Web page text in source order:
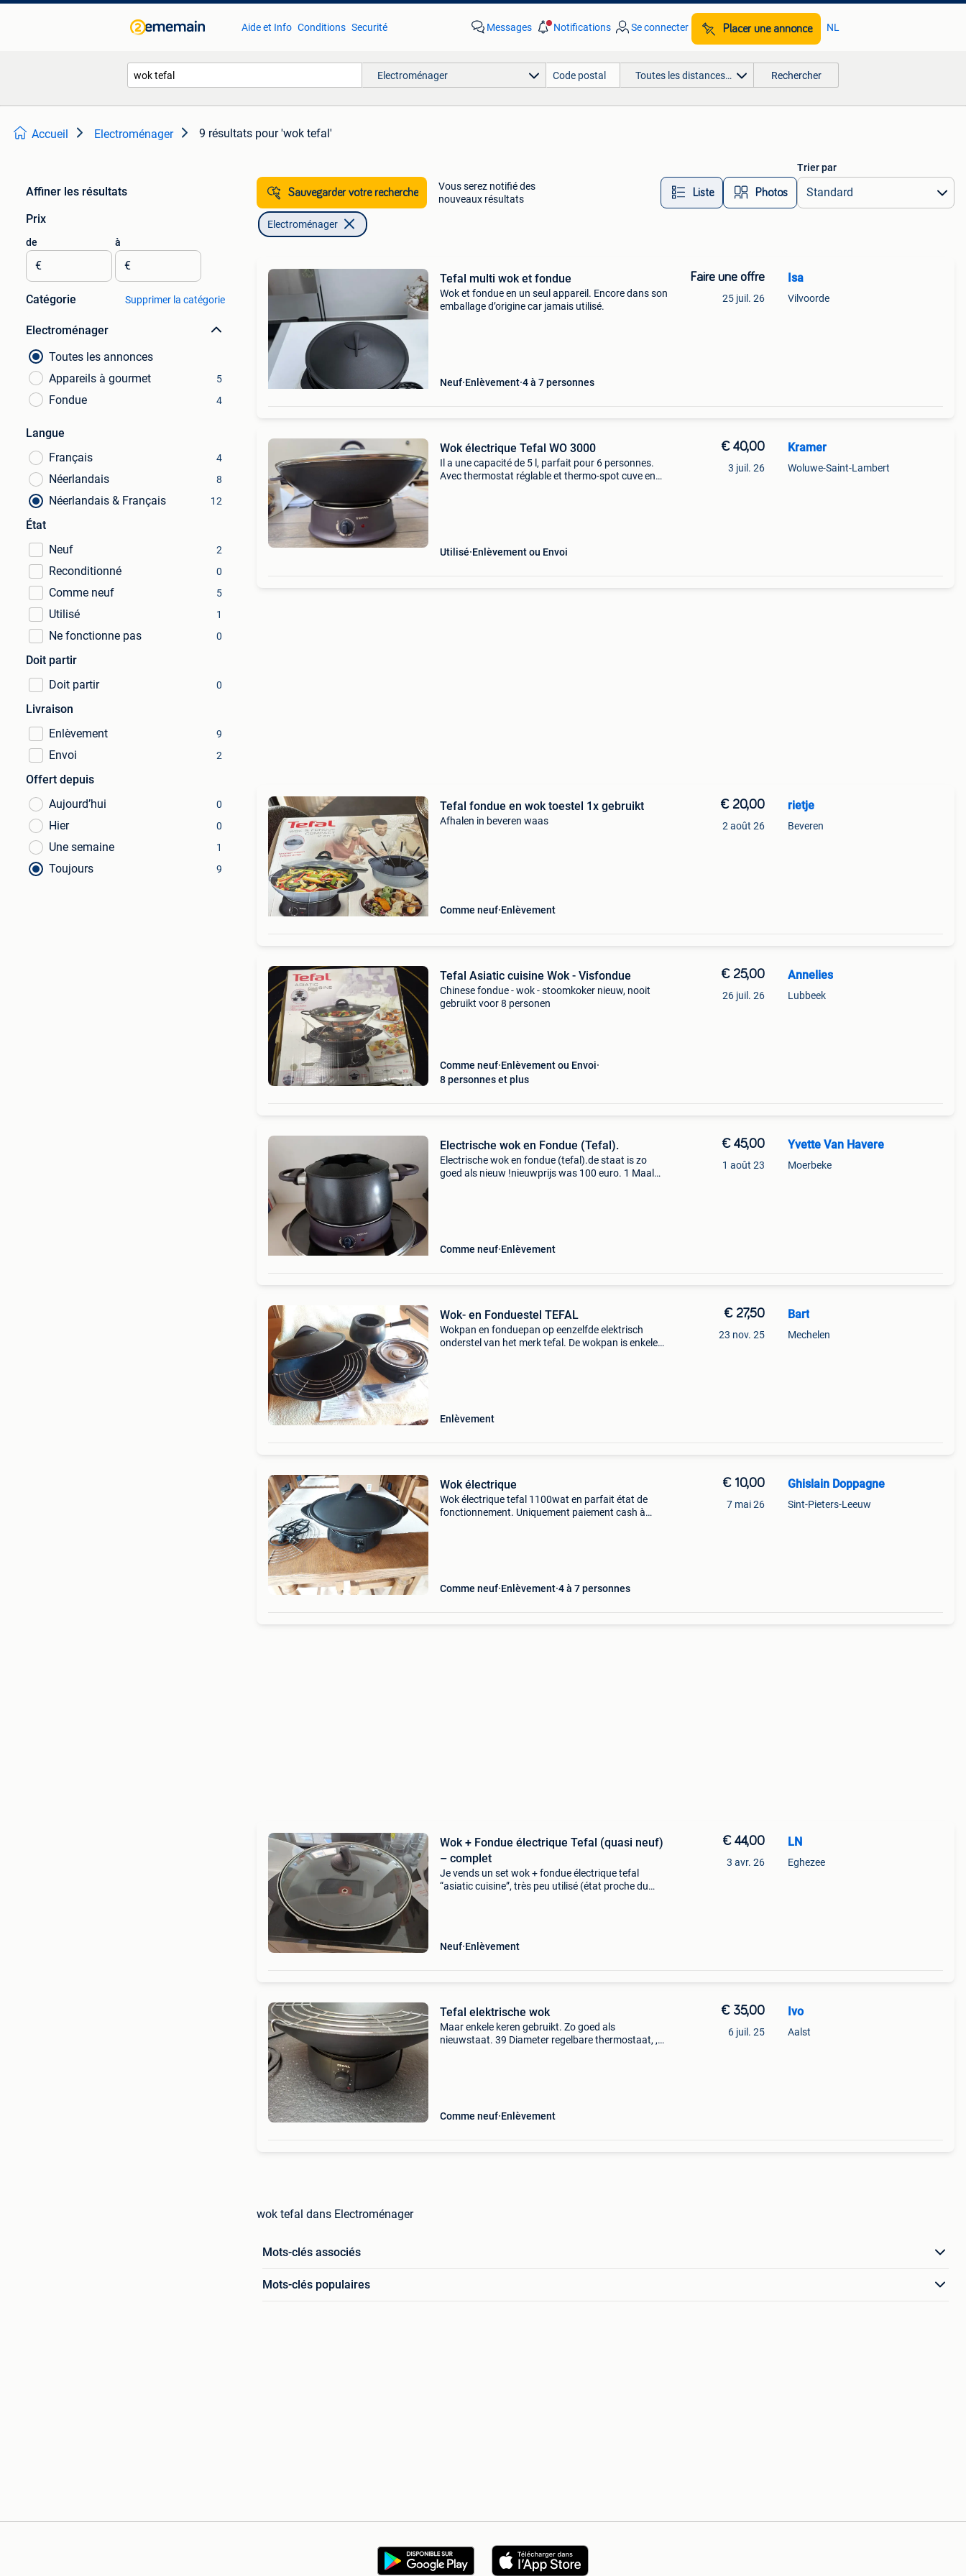
Aide et Info Conditions Securité Messages Notifications Se connecter Placer une annonce NL
Electroménager Toutes les distances… Rechercher
Accueil Electroménager 9 résultats pour 'wok tefal'
Affiner les résultats
Prix
de
€
à
€
Catégorie Supprimer la catégorie
Electroménager
Toutes les annonces
Appareils à gourmet
5
Fondue 4
Langue
Français
4
Néerlandais 8
Néerlandais & Français 12
État
Neuf
2
Reconditionné 0
Comme neuf 5
Utilisé 1
Ne fonctionne pas 0
Doit partir
Doit partir
0
Livraison
Enlèvement
9
Envoi 2
Offert depuis
Aujourd’hui
0
Hier 0
Une semaine 1
Toujours 9
Sauvegarder votre recherche
Vous serez notifié des
nouveaux résultats
Liste Photos
Trier par
Electroménager
Tefal multi wok et fondue
Wok et fondue en un seul appareil. Encore dans son
emballage d’origine car jamais utilisé.
Neuf Enlèvement 4 à 7 personnes
Faire une offre
25 juil. 26
Isa
Vilvoorde
Wok électrique Tefal WO 3000
Il a une capacité de 5 l, parfait pour 6 personnes.
Avec thermostat réglable et thermo-spot cuve en
Utilisé Enlèvement ou Envoi
€ 40,00
3 juil. 26
Kramer
Woluwe-Saint-Lambert
Tefal fondue en wok toestel 1x gebruikt
Afhalen in beveren waas
Comme neuf Enlèvement
€ 20,00
2 août 26
rietje
Beveren
Tefal Asiatic cuisine Wok - Visfondue
Chinese fondue - wok - stoomkoker nieuw, nooit
gebruikt voor 8 personen
Comme neuf Enlèvement ou Envoi
8 personnes et plus
€ 25,00
26 juil. 26
Annelies
Lubbeek
Electrische wok en Fondue (Tefal).
Electrische wok en fondue (tefal).de staat is zo
goed als nieuw !nieuwprijs was 100 euro. 1 Maal
Comme neuf Enlèvement
€ 45,00
1 août 23
Yvette Van Havere
Moerbeke
Wok- en Fonduestel TEFAL
Wokpan en fonduepan op eenzelfde elektrisch
onderstel van het merk tefal. De wokpan is enkele
Enlèvement
€ 27,50
23 nov. 25
Bart
Mechelen
Wok électrique
Wok électrique tefal 1100wat en parfait état de
fonctionnement. Uniquement paiement cash à
Comme neuf Enlèvement 4 à 7 personnes
€ 10,00
7 mai 26
Ghislain Doppagne
Sint-Pieters-Leeuw
Wok + Fondue électrique Tefal (quasi neuf)
– complet
Je vends un set wok + fondue électrique tefal
“asiatic cuisine”, très peu utilisé (état proche du
Neuf Enlèvement
€ 44,00
3 avr. 26
LN
Eghezee
Tefal elektrische wok
Maar enkele keren gebruikt. Zo goed als
nieuwstaat. 39 Diameter regelbare thermostaat, ,
Comme neuf Enlèvement
€ 35,00
6 juil. 25
Ivo
Aalst
wok tefal dans Electroménager
Mots-clés associés
Mots-clés populaires